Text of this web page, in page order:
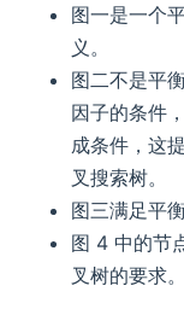
图一是一个
义。
图二不是平
因子的条件
成条件，这
叉搜索树。
图三满足平
图 4 中的节
叉树的要求。